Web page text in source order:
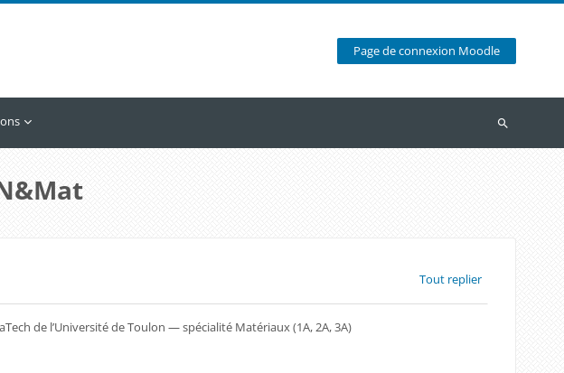
Page de connexion Moodle
Recherche
Tout replier
de l’Université de Toulon — spécialité Matériaux (1A, 2A, 3A)